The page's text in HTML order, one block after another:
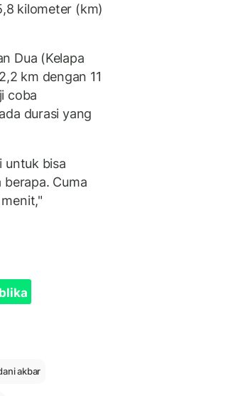
kilometer (km)
Dua (Kelapa
km dengan 11
coba
durasi yang
untuk bisa
Cuma
akbar